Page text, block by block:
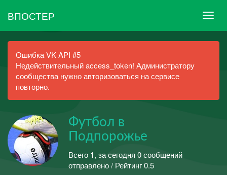
ВПОСТЕР
Ошибка VK API #5
Недействительный access_token! Администратору
сообщества нужно авторизоваться на сервисе
повторно.
Футбол в
Подпорожье
Всего 1, за сегодня 0 сообщений
отправлено / Рейтинг 0.5